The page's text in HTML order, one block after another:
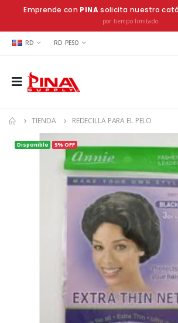
Emprende con PINAsolicita nuestro
por tiempo limitado.
RD RD PESO
TIENDA REDECILLA PARA EL PELO
Disponible 5% OFF